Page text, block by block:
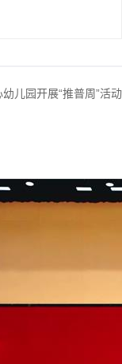
儿园开展“推普周”活动